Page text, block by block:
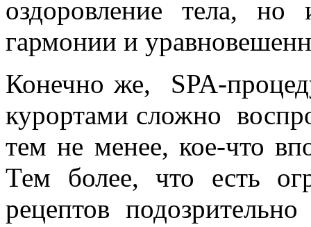
оздоровление тела,
гармонии и
Конечно же, SPA-
курортами сложно
тем не менее, кое-что
Тем более, что есть
рецептов